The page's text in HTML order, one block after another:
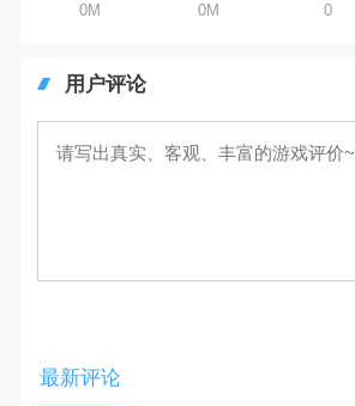
0M 0M 0
用户评论
最新评论